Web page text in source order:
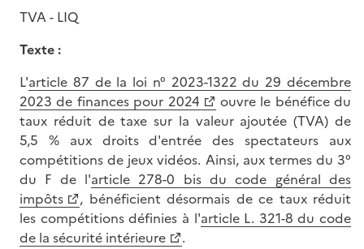
TVA - LIQ
Texte :
L'article 87 de la loi n° 2023-1322 du 29 décembre
2023 de finances pour 2024
ouvre le bénéfice du
taux réduit de taxe sur la valeur ajoutée (TVA) de
5,5 %aux droits d'entrée des spectateurs aux
compétitions de jeux vidéos. Ainsi, aux termes du 3°
du F de l'article 278-0 bis du code général des
impôts
, bénéficient désormais de ce taux réduit
les compétitions définies à l'article L. 321-8 du code
de la sécurité intérieure
.